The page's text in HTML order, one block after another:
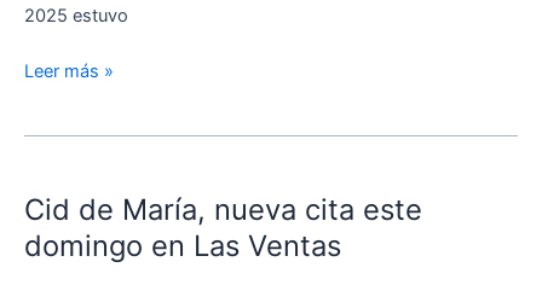
2025 estuvo
Leer más »
Cid de María, nueva cita este
domingo en Las Ventas
María,
nueva